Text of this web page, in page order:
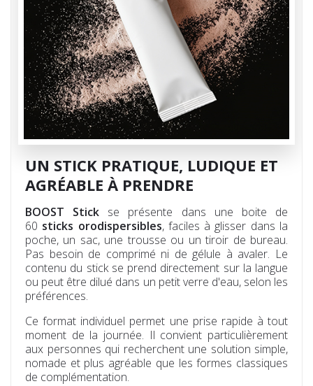
UN STICK PRATIQUE, LUDIQUE ET
AGRÉABLE À PRENDRE
BOOST Stick se présente dans une boite de
60 sticks orodispersibles, faciles à glisser dans la
poche, un sac, une trousse ou un tiroir de bureau.
Pas besoin de comprimé ni de gélule à avaler. Le
contenu du stick se prend directement sur la langue
ou peut être dilué dans un petit verre d'eau, selon les
préférences.
Ce format individuel permet une prise rapide à tout
moment de la journée. Il convient particulièrement
aux personnes qui recherchent une solution simple,
nomade et plus agréable que les formes classiques
de complémentation.